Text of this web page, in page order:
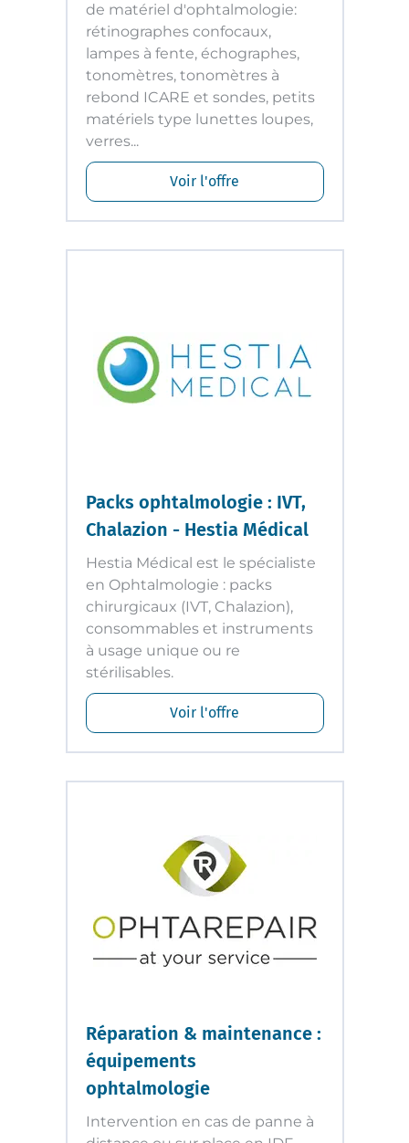
de matériel d'ophtalmologie:
rétinographes confocaux,
lampes à fente, échographes,
tonomètres, tonomètres à
rebond ICARE et sondes, petits
matériels type lunettes loupes,
verres...
Voir l'offre
Packs ophtalmologie : IVT,
Chalazion - Hestia Médical
Hestia Médical est le spécialiste
en Ophtalmologie : packs
chirurgicaux (IVT, Chalazion),
consommables et instruments
à usage unique ou re
stérilisables.
Voir l'offre
Réparation & maintenance :
équipements
ophtalmologie
Intervention en cas de panne à